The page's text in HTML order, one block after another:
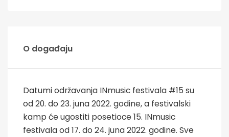
O događaju
Datumi održavanja INmusic festivala #15 su
od 20. do 23. juna 2022. godine, a festivalski
kamp će ugostiti posetioce 15. INmusic
festivala od 17. do 24. juna 2022. godine. Sve